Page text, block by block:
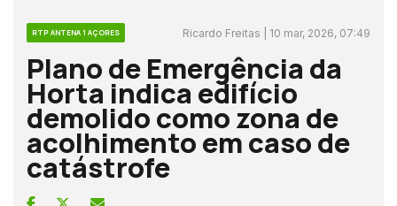
RTP ANTENA 1 AÇORES Ricardo Freitas | 10 mar, 2026, 07:49
Plano de Emergência da
Horta indica edifício
demolido como zona de
acolhimento em caso de
catástrofe